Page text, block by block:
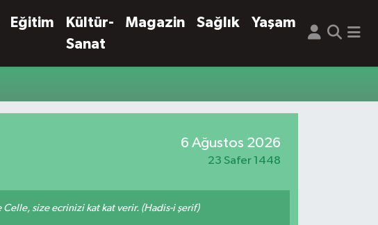
Eğitim
Kültür-
Sanat
Magazin Sağlık Yaşam
6 Ağustos 2026
23 Safer 1448
Celle, size ecrinizi kat kat verir. (Hadis-i şerif)